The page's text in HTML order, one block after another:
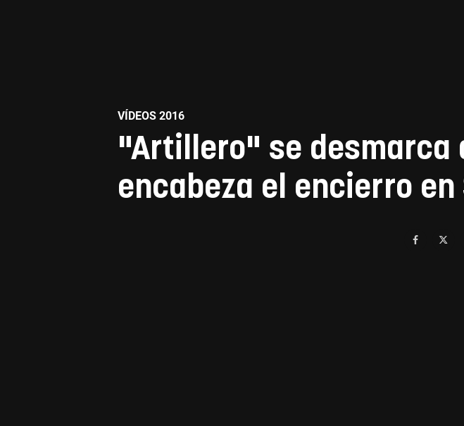
VÍDEOS 2016
"Artillero" se desmarca
encabeza el encierro en